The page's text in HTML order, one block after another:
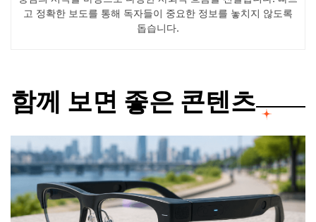
고 정확한 보도를 통해 독자들이 중요한 정보를 놓치지 않도록
돕습니다.
함께 보면 좋은 콘텐츠